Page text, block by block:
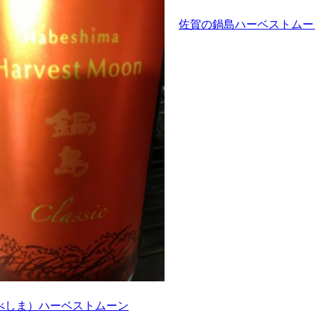
しま）ハーベストムーン
佐賀の鍋島ハーベストムー